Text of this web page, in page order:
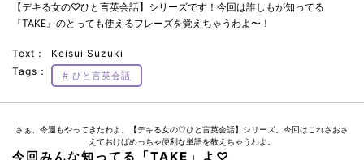
【デキる女の♡ひと言英会話】シリーズです！今回は誰しもが知ってる
『TAKE』のとっても使えるフレーズを覚えちゃうわよ〜！
Text：
Keisui Suzuki
Tags：
ひと言英会話
さぁ、今週もやってきたわよ。【デキる女の♡ひと言英会話】シリーズ。今回はこれさおさ
えておけばめっちゃ便利な単語を教えちゃうわよ。
今回みんな知ってる「TAKE」よ♡